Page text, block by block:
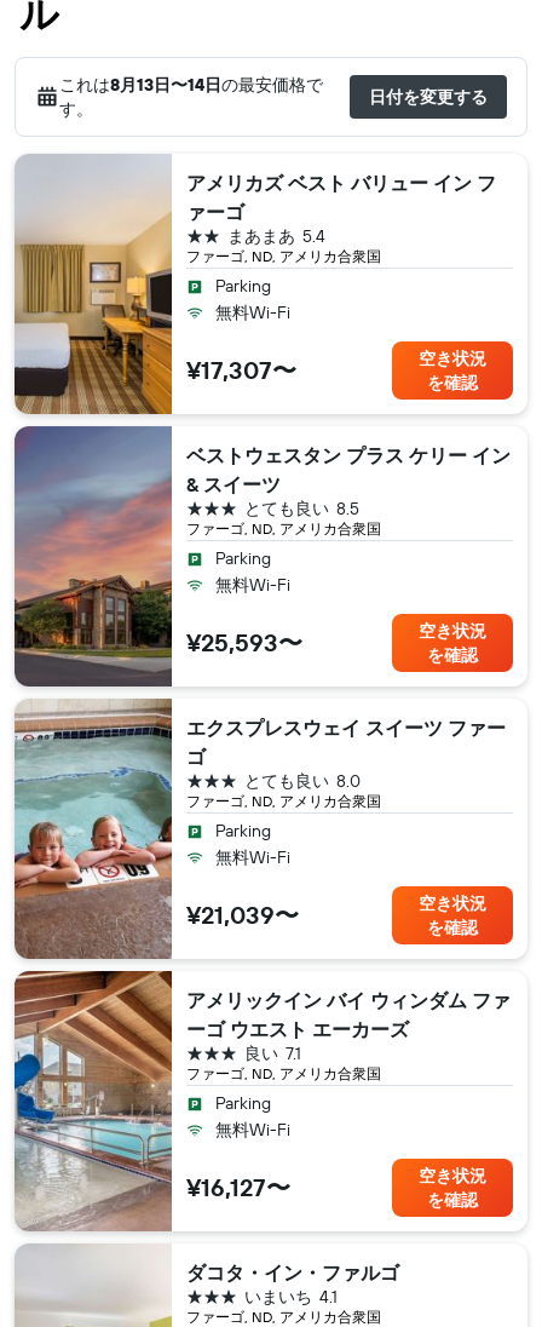
ル
これは8月13日​〜14日の最安価格で
す。
日付を変更する
アメリカズ ベスト バリュー イン フ
ァーゴ
ファーゴ, ND, アメリカ合衆国
5.4
まあまあ
2つ星
Parking
無料Wi-Fi
¥17,307〜
空き状況
を確認
ベストウェスタン プラス ケリー イン
& スイーツ
ファーゴ, ND, アメリカ合衆国
8.5
とても良い
3つ星
Parking
無料Wi-Fi
¥25,593〜
空き状況
を確認
エクスプレスウェイ スイーツ ファー
ゴ
ファーゴ, ND, アメリカ合衆国
8.0
とても良い
3つ星
Parking
無料Wi-Fi
¥21,039〜
空き状況
を確認
アメリックイン バイ ウィンダム ファ
ーゴ ウエスト エーカーズ
ファーゴ, ND, アメリカ合衆国
7.1
良い
3つ星
Parking
無料Wi-Fi
¥16,127〜
空き状況
を確認
ダコタ・イン・ファルゴ
ファーゴ, ND, アメリカ合衆国
4.1
いまいち
3つ星